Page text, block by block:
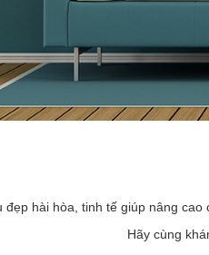
đẹp hài hòa, tinh tế giúp nâng
Hãy cùng